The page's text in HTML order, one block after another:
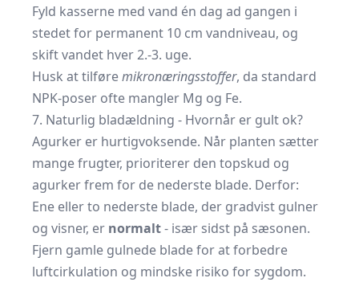
Fyld kasserne med vand én dag ad gangen i
stedet for permanent 10 cm vandniveau, og
skift vandet hver 2.-3. uge.
Husk at tilføremikronæringsstoffer, da standard
NPK-poser ofte mangler Mg og Fe.
7. Naturlig bladældning - Hvornår er gult ok?
Agurker er hurtigvoksende. Når planten sætter
mange frugter, prioriterer den topskud og
agurker frem for de nederste blade. Derfor:
Ene eller to nederste blade, der gradvist gulner
og visner, er normalt- især sidst på sæsonen.
Fjern gamle gulnede blade for at forbedre
luftcirkulation og mindske risiko for sygdom.